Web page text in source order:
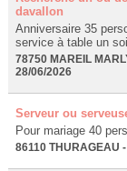
davallon
Anniversaire 35
service à table un
78750 MAREIL
28/06/2026
Serveur ou
Pour mariage 40
86110 THURAGEAU